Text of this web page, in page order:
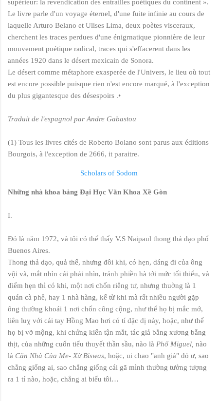
supérieur: la revendication des entrailles poétiques du continent ».
Le livre parle d'un voyage éternel, d'une fuite infinie au cours de
laquelle Arturo Belano et Ulises Lima, deux poètes visceraux,
cherchent les traces perdues d'une énigrnatique pionnière de leur
mouvement poétique radical, traces qui s'effacerent dans les
années 1920 dans le désert mexicain de Sonora.
Le désert comme métaphore exasperée de l'Univers, le lieu où tout
est encore possible puisque rien n'est encore marqué, à l'exception
du plus gigantesque des désespoirs .•
Traduit de l'espagnol par Andre Gabastou
(1) Tous les livres cités de Roberto Bolano sont parus aux éditions
Bourgois, à l'exception de 2666, it paraitre.
Scholars of Sodom
Những nhà khoa bảng Đại Học Văn Khoa Xề Gòn
I.
Đó là năm 1972, và tôi có thể thấy V.S Naipaul thong thả dạo phố
Buenos Aires.
Thong thả dạo, quả thế, nhưng đôi khi, có hẹn, dáng đi của ông
vội vã, mắt nhìn cái phải nhìn, tránh phiền hà tới mức tối thiểu, và
điểm hẹn thì có khi, một nơi chốn riêng tư, nhưng thuờng là 1
quán cà phê, hay 1 nhà hàng, kể từ khi mà rất nhiều người gặp
ông thường khoái 1 nơi chốn công cộng, như thể họ bị mắc mớ,
liên luỵ với cái tay Hồng Mao hơi có tí đặc dị này, hoặc, như thể
họ bị vỡ mộng, khi chứng kiến tận mắt, tác giả bằng xương bằng
thịt, của những cuốn tiểu thuyết thần sầu, nào là Phố Miguel, nào
là Căn Nhà Của Me- Xừ Biswas, hoặc, ui chao "anh già" đó ư, sao
chẳng giống ai, sao chẳng giống cái gã mình thường tưởng tượng
ra 1 tí nào, hoặc, chẳng ai biểu tôi…